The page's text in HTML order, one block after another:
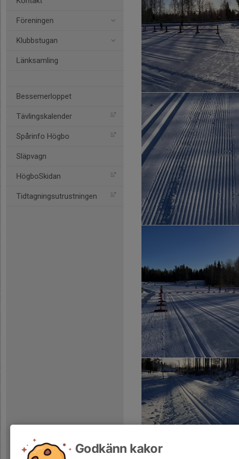
Föreningen
Klubbstugan
Länksamling
Bessemerloppet
Tävlingskalender
Spårinfo Högbo
Släpvagn
HögboSkidan
Tidtagningsutrustningen
Godkänn kakor